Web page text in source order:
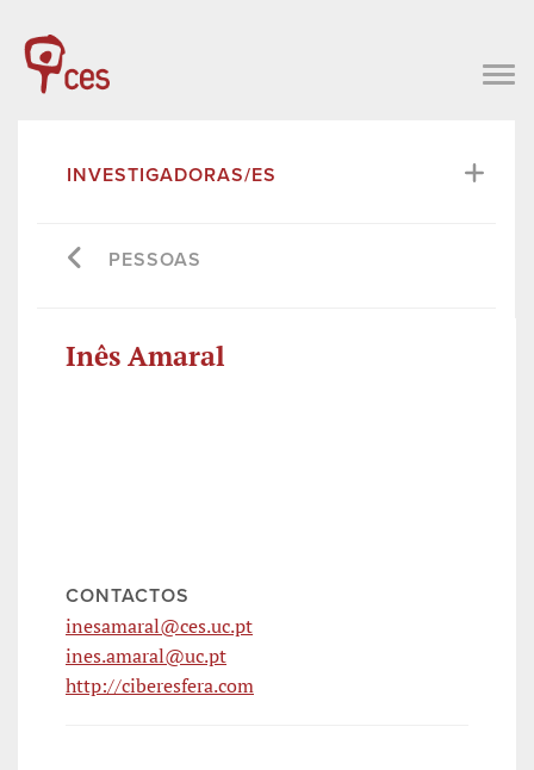
INVESTIGADORAS/ES
PESSOAS
Inês Amaral
CONTACTOS
inesamaral@ces.uc.pt
ines.amaral@uc.pt
http://ciberesfera.com